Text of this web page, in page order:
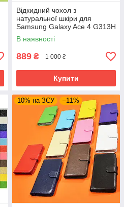
Відкидний чохол з
натуральної шкіри для
Samsung Galaxy Ace 4 G313H
В наявності
889 ₴ 1 000 ₴
Купити
10% на ЗСУ –11%